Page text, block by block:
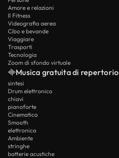
Amore e relazioni
Il Fitness
Videografia aerea
Cibo e bevande
Viaggiare
Trasporti
Tecnologia
Zoom di sfondo virtuale
Musica gratuita di repertorio
sintesi
Drum elettronico
chiavi
pianoforte
Cinematica
Smooth
elettronica
Ambiente
stringhe
batterie acustiche